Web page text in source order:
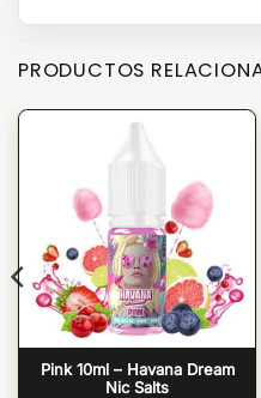
PRODUCTOS
Pink 10ml – Havana Dream
Nic Salts